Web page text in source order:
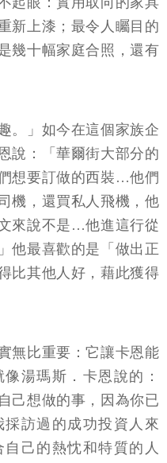
新上漆；最令人矚目的
幾十幅家庭合照，還有
。」如今在這個家族企
說：「華爾街大部分的
想要訂做的西裝…他們
機，還買私人飛機，他
來說不是…他進這行從
他最喜歡的是「做出正
比其他人好，藉此獲得
無比重要：它讓卡恩能
湯瑪斯．卡恩說的：
己想做的事，因為你已
訪過的成功投資人來
己的熱忱和特質的人